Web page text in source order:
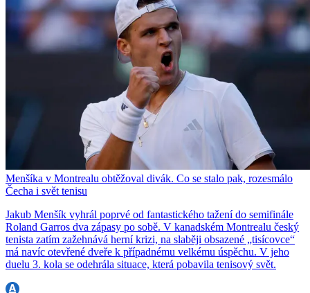
Menšíka v Montrealu obtěžoval divák. Co se stalo pak, rozesmálo
Čecha i svět tenisu
Jakub Menšík vyhrál poprvé od fantastického tažení do semifinále
Roland Garros dva zápasy po sobě. V kanadském Montrealu český
tenista zatím zažehnává herní krizi, na slaběji obsazené „tisícovce“
má navíc otevřené dveře k případnému velkému úspěchu. V jeho
duelu 3. kola se odehrála situace, která pobavila tenisový svět.